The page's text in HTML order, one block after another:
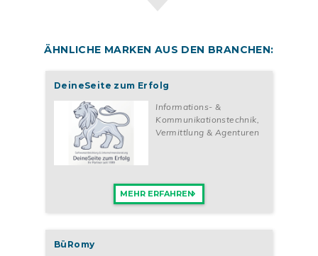
ÄHNLICHE MARKEN AUS DEN BRANCHEN:
DeineSeite zum Erfolg
Informations- &
Kommunikationstechnik,
Vermittlung & Agenturen
MEHR ERFAHREN
BüRomy